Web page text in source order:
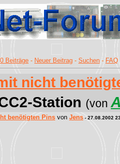
Beiträge - Neuer Beitrag - Suchen - FAQ
nicht
Station (von
benötigten Pins von Jens - 27.08.2002